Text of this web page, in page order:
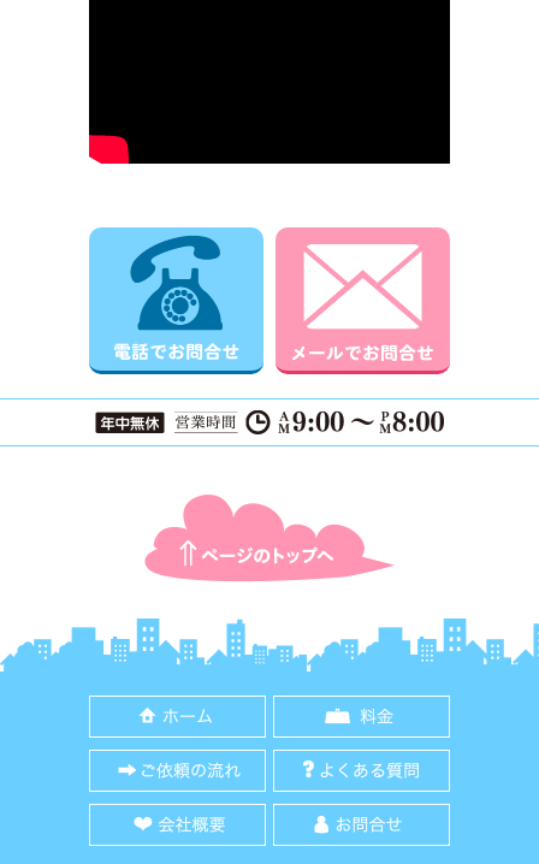
電話でお問合せ
ご依頼の流れ
会社概要